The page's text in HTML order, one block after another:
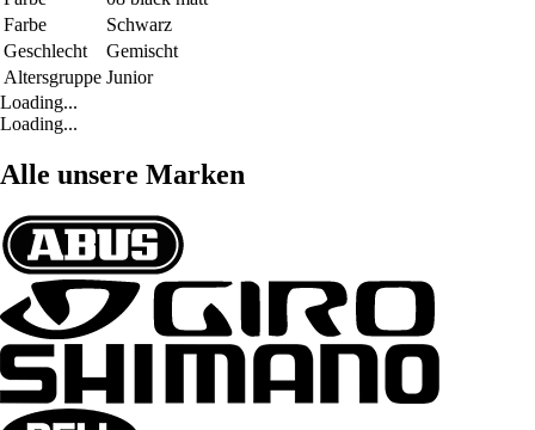
Farbe
Schwarz
Geschlecht
Gemischt
Altersgruppe Junior
Loading...
Loading...
Alle unsere Marken